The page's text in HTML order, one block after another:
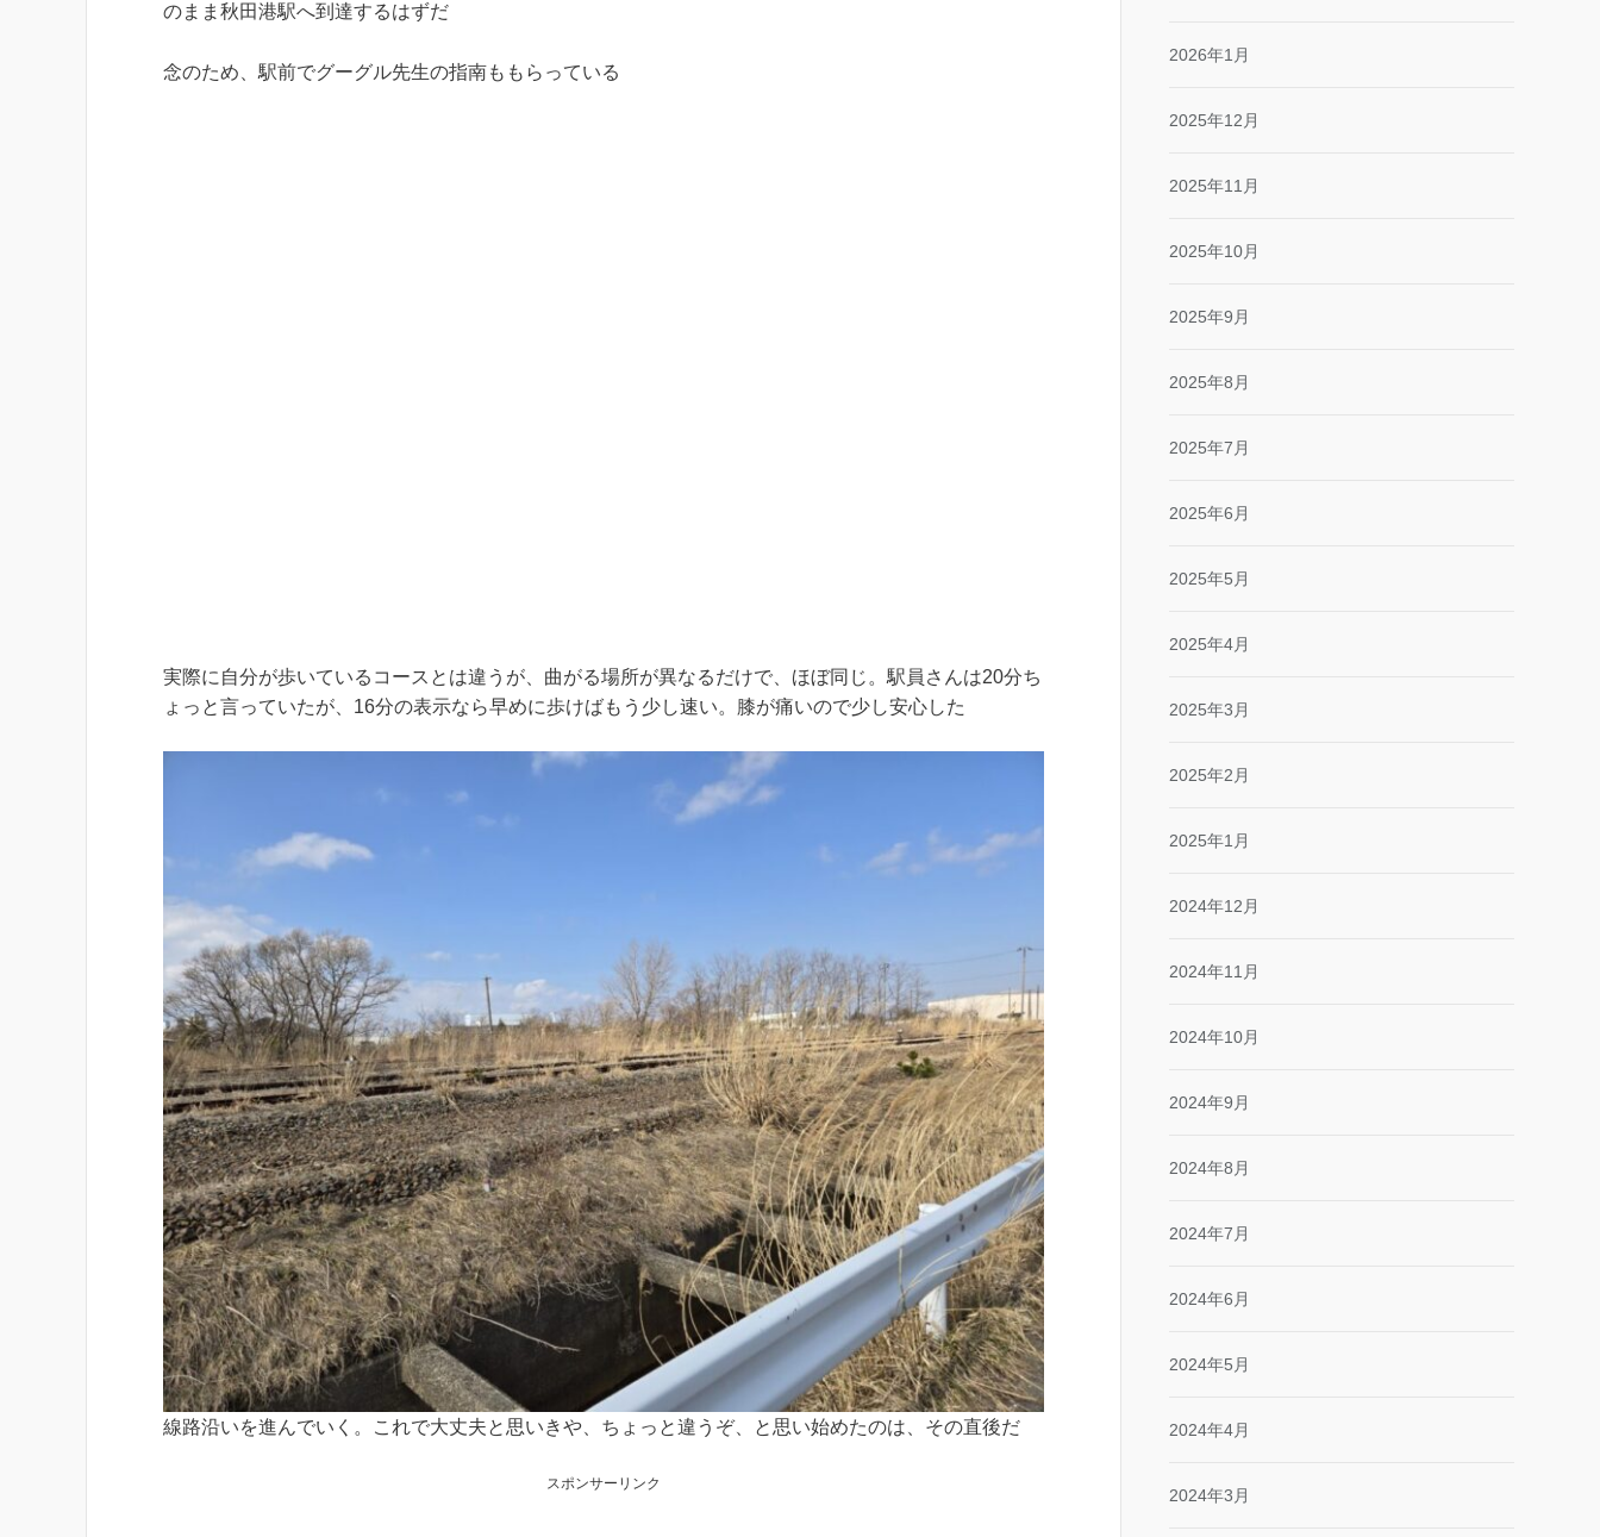
のまま秋田港駅へ到達するはずだ
念のため、駅前でグーグル先生の指南ももらっている
実際に自分が歩いているコースとは違うが、曲がる場所が異なるだけで、ほぼ同じ。駅員さんは20分ち
ょっと言っていたが、16分の表示なら早めに歩けばもう少し速い。膝が痛いので少し安心した
線路沿いを進んでいく。これで大丈夫と思いきや、ちょっと違うぞ、と思い始めたのは、その直後だ
スポンサーリンク
2026年1月
2025年12月
2025年11月
2025年10月
2025年9月
2025年8月
2025年7月
2025年6月
2025年5月
2025年4月
2025年3月
2025年2月
2025年1月
2024年12月
2024年11月
2024年10月
2024年9月
2024年8月
2024年7月
2024年6月
2024年5月
2024年4月
2024年3月